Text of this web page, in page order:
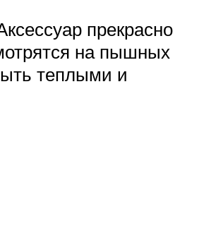
прекрасно
на пышных
теплыми и